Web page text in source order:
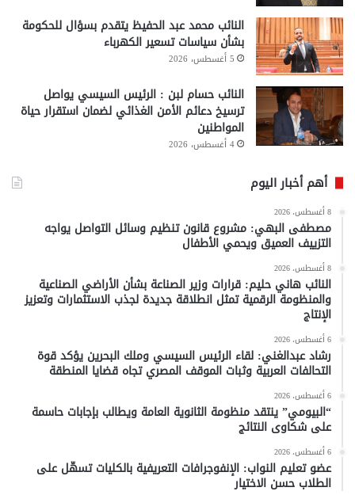
النائب محمد عبد الحفيظ يتقدم بسؤال للحكومة
بشأن سياسات تسعير الكهرباء
5 أغسطس، 2026
النائب حسام لبن : الرئيس السيسي يواصل
ترسيخ دعائم الأمن الغذائي لضمان استقرار حياة
المواطنين
4 أغسطس، 2026
أهم أخبار اليوم
8 أغسطس، 2026
مصطفى البهي: مشروع قانون تنظيم وسائل التواصل يواجه
التزييف العميق ويحمي الأطفال
8 أغسطس، 2026
النائب هاني حليم: قرارات وزير الصناعة بشأن الأراضي الصناعية
والمنظومة الرقمية تمثل انطلاقة جديدة لجذب الاستثمارات وتعزيز
الإنتاج
6 أغسطس، 2026
رشاد عبدالغني: لقاء الرئيس السيسي وملك البحرين يؤكد قوة
التحالفات العربية وثبات الموقف المصري تجاه قضايا المنطقة
6 أغسطس، 2026
“البيومي” ينتقد منظومة الثانوية العامة ويطالب بإجابات حاسمة
على شكاوى النتائج
6 أغسطس، 2026
عضو تعليم النواب: الإنفوجرافات التعريفية بالكليات تسهّل على
الطلاب حسن الاختيار